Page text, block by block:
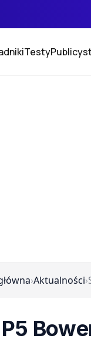
Testy
›Aktualności›